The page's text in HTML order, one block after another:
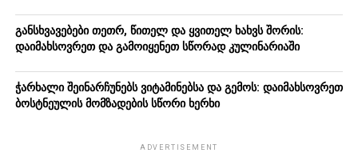
განსხვავებები თეთრ, წითელ და ყვითელ ხახვს შორის:
დაიმახსოვრეთ და გამოიყენეთ სწორად კულინარიაში
ჭარხალი შეინარჩუნებს ვიტამინებსა და გემოს: დაიმახსოვრეთ
ბოსტნეულის მომზადების სწორი ხერხი
ADVERTISEMENT